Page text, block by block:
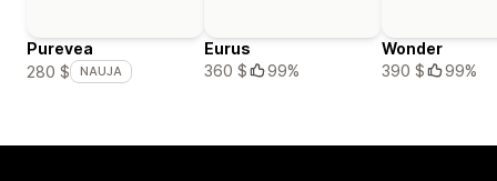
Purevea
280 $
NAUJA
Eurus
360 $
99%
Wonder
390 $
99%